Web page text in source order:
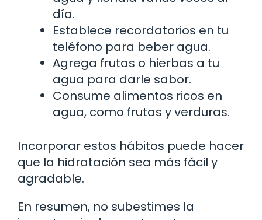
día.
Establece recordatorios en tu
teléfono para beber agua.
Agrega frutas o hierbas a tu
agua para darle sabor.
Consume alimentos ricos en
agua, como frutas y verduras.
Incorporar estos hábitos puede hacer
que la hidratación sea más fácil y
agradable.
En resumen, no subestimes la